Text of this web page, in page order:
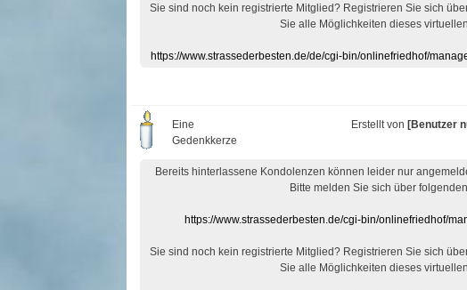
Sie sind noch kein registrierte Mitglied? Registrieren Sie sich
Sie alle Möglichkeiten dieses
https://www.strassederbesten.de/de/cgi-bin/onlinefriedhof/
Eine
Gedenkkerze
Erstellt von [Benutzer
Bereits hinterlassene Kondolenzen können leider nur
Bitte melden Sie sich über
https://www.strassederbesten.de/cgi-bin/onlinefriedhof/
Sie sind noch kein registrierte Mitglied? Registrieren Sie sich
Sie alle Möglichkeiten dieses